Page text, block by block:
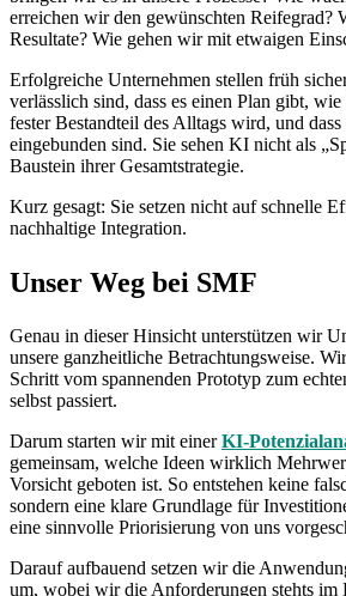
erreichen wir den gewünschten Reifegrad?
Resultate? Wie gehen wir mit etwaigen
Erfolgreiche Unternehmen stellen früh
verlässlich sind, dass es einen Plan gibt,
fester Bestandteil des Alltags wird, und
eingebunden sind. Sie sehen KI nicht als
Baustein ihrer Gesamtstrategie.
Kurz gesagt: Sie setzen nicht auf schnelle
nachhaltige Integration.
Unser Weg bei SMF
Genau in dieser Hinsicht unterstützen wir
unsere ganzheitliche Betrachtungsweise.
Schritt vom spannenden Prototyp zum
selbst passiert.
Darum starten wir mit einerKI-
gemeinsam, welche Ideen wirklich
Vorsicht geboten ist. So entstehen keine
sondern eine klare Grundlage für
eine sinnvolle Priorisierung von uns
Darauf aufbauend setzen wir die
um, wobei wir die Anforderungen stehts im